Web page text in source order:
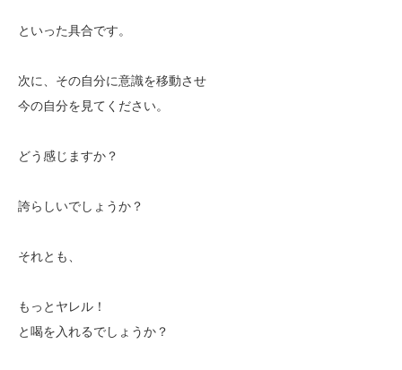
といった具合です。
次に、その自分に意識を移動させ
今の自分を見てください。
どう感じますか？
誇らしいでしょうか？
それとも、
もっとヤレル！
と喝を入れるでしょうか？